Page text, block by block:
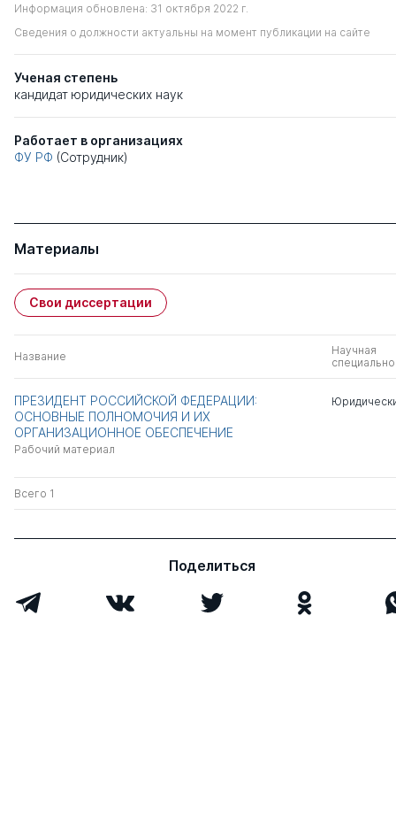
Информация обновлена: 31 октября 2022 г.
Сведения о должности актуальны на момент публикации на сайте
Ученая степень
кандидат юридических наук
Работает в организациях
ФУ РФ (Сотрудник)
Материалы
Свои диссертации
Название
Научная
ПРЕЗИДЕНТ РОССИЙСКОЙ ФЕДЕРАЦИИ:
ОСНОВНЫЕ ПОЛНОМОЧИЯ И ИХ
ОРГАНИЗАЦИОННОЕ ОБЕСПЕЧЕНИЕ
Рабочий материал
Всего 1
Поделиться